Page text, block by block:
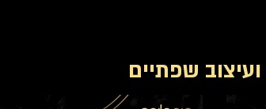
ועיצוב שפתיים